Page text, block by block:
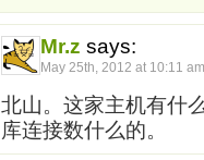
Mr.z says:
May 25th, 2012 at 10:11 am
北山。这家主机有什
库连接数什么的。